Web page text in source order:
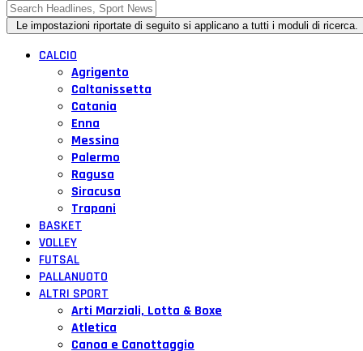
CALCIO
Agrigento
Caltanissetta
Catania
Enna
Messina
Palermo
Ragusa
Siracusa
Trapani
BASKET
VOLLEY
FUTSAL
PALLANUOTO
ALTRI SPORT
Arti Marziali, Lotta & Boxe
Atletica
Canoa e Canottaggio